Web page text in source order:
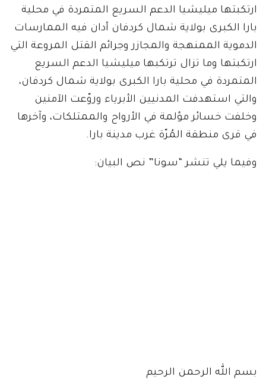
ارتكبتها ميليشيا الدعم السريع المتمردة في محلية
بارا الكبرى بولاية شمال كردفان أدان فيه الممارسات
الدموية الممنهجة والمجازر وجرائم القتل المروعة التي
ارتكبتها وما تزال ترتكبها ميليشيا الدعم السريع
المتمردة في محلية بارا الكبرى بولاية شمال كردفان،
والتي استهدفت المدنيين الأبرياء وروّعت الآمنين
وخلفت خسائر مؤلمة في الأرواح والممتلكات، وآخرها
في قرى منطقة المُرّة غرب مدينة بارا.
وفيما يلي تنشر “سونا” نص البيان:
بسم الله الرحمن الرحيم